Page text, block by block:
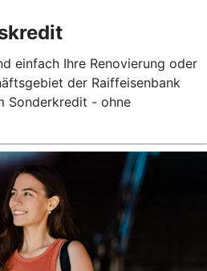
einfach Ihre Renovierung oder
der Raiffeisenbank
Sonderkredit - ohne